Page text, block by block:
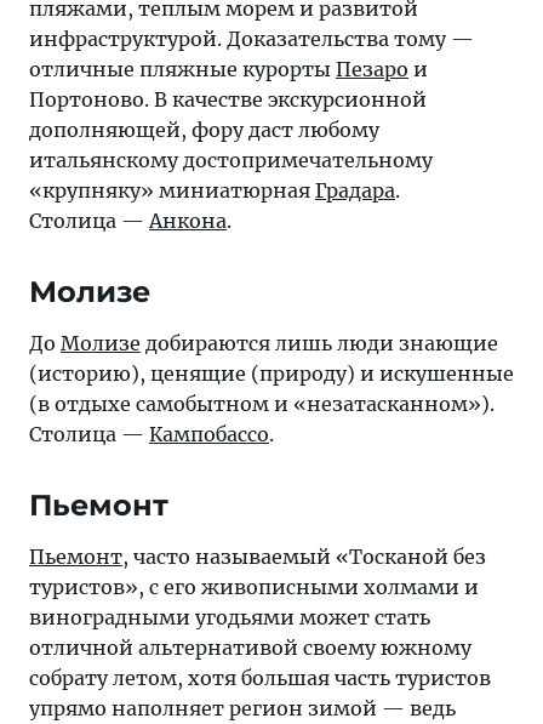
пляжами, теплым морем и развитой
инфраструктурой. Доказательства тому —
отличные пляжные курорты Пезаро и
Портоново. В качестве экскурсионной
дополняющей, фору даст любому
итальянскому достопримечательному
«крупняку» миниатюрная Градара.
Столица — Анкона.
Молизе
До Молизе добираются лишь люди знающие
(историю), ценящие (природу) и искушенные
(в отдыхе самобытном и «незатасканном»).
Столица — Кампобассо.
Пьемонт
Пьемонт, часто называемый «Тосканой без
туристов», с его живописными холмами и
виноградными угодьями может стать
отличной альтернативой своему южному
собрату летом, хотя большая часть туристов
упрямо наполняет регион зимой — ведь